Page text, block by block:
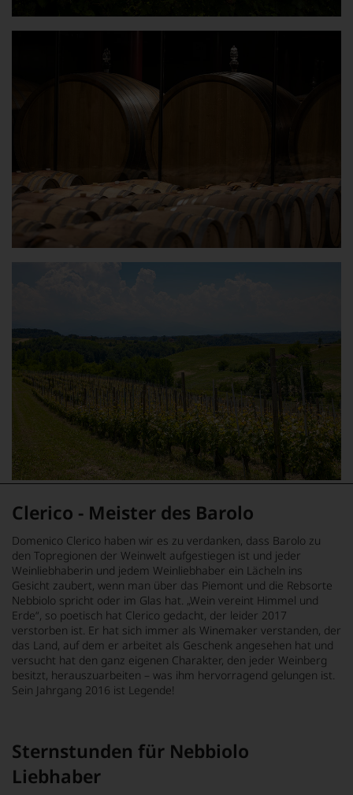
Clerico - Meister des Barolo
Domenico Clerico haben wir es zu verdanken, dass Barolo zu
den Topregionen der Weinwelt aufgestiegen ist und jeder
Weinliebhaberin und jedem Weinliebhaber ein Lächeln ins
Gesicht zaubert, wenn man über das Piemont und die Rebsorte
Nebbiolo spricht oder im Glas hat. „Wein vereint Himmel und
Erde“, so poetisch hat Clerico gedacht, der leider 2017
verstorben ist. Er hat sich immer als Winemaker verstanden, der
das Land, auf dem er arbeitet als Geschenk angesehen hat und
versucht hat den ganz eigenen Charakter, den jeder Weinberg
besitzt, herauszuarbeiten – was ihm hervorragend gelungen ist.
Sein Jahrgang 2016 ist Legende!
Sternstunden für Nebbiolo
Liebhaber